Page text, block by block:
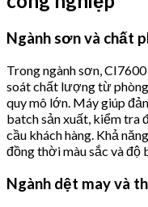
Ngành sơn và chất
Trong ngành sơn,
soát chất lượng từ
quy mô lớn. Máy giúp
batch sản xuất, kiểm tra
cầu khách hàng. Khả
đồng thời màu sắc và độ
Ngành dệt may và